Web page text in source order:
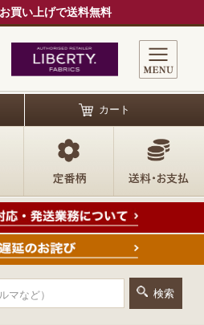
買い上げで送料無料
カート